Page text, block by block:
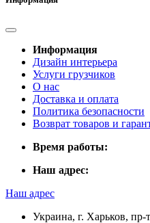
Информация
Дизайн интерьера
Услуги грузчиков
О нас
Доставка и оплата
Политика безопасности
Возврат товаров и
Время работы:
Наш адрес:
Наш адрес
Украина, г. Харьков,